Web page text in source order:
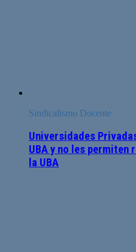
Sindicalismo Docente
Universidades
UBA y no les
la UBA